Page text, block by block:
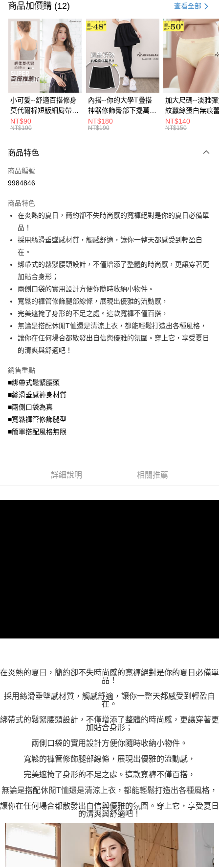
信用卡一次付款
超商取貨付款
LINE Pay
Apple Pay
街口支付
悠遊付
Google Pay
全盈+PAY
大哥付你分期
【大哥付你分期使用說明】
1.本服務由台灣大哥大提供，台灣大哥大用戶可立即使用無須另外申請。
流程，驗證手機門號後，選擇欲分期的期數、繳款截止日，確認付款後即完
成交易。
3.實際核准額度、可分期數及費用金額請依後續交易確認頁面所載為準。
4.訂單成立30分鐘內，如未前往確認交易或遇審核未通過，訂單將自動取
法說明評估內容。
【繳款方式說明】
1.分期款項不併入電信帳單，「大哥付你分期」於每月結算日後寄送繳費提
醒簡訊。
2.透過簡訊連結打開帳單後，可選擇「超商條碼／台灣大直營門市／銀行轉
帳／街口支付／iPASS MONEY」等通路繳費。
【注意事項】
1.本服務係由「台灣大哥大股份有限公司」（以下簡稱本公司）所提供，讓
用戶於交易時，得透過本服務購買商品或服務，並由商店將買賣／分期付款
2.基於同意付款使用「大哥付你分期」之契約關係目的，商店將以您的個人
資料（包含姓名、電話或地址）提供予台灣大哥大進項蒐集、處理及利用，
3.完整用戶服務條款，請詳閱以下連結：
AFTEE先享後付
【關於「AFTEE先享後付」】
AFTEE先享後付是「在收到商品之後才付款」的支付方式。 讓您購物簡單
便利好安心！
１．簡單：不需註冊會員、不需綁卡、不需儲值。
２．便利：只要手機號碼，簡訊認證，即可結帳。
３．安心：先確認商品／服務後，再付款。
【「AFTEE先享後付」結帳流程】
１．於結帳方式選擇「AFTEE先享後付」後，將跳轉至「AFTEE先享後付」
２．訂單成立數日內，您將收到繳費通知簡訊。
３．收到繳費通知簡訊後14天內，點擊此簡訊中的連結，可透過四大超商／
ATM／網路銀行／等多元方式進行付款，方視為交易完成。
※ 請注意：結帳手續完成當下不需立刻繳費，但若您需要取消訂單，請聯絡
購買商品的店家。未經商家同意取消之訂單仍視為有效，需透過AFTEE先享
後付繳納相關費用。
是否繳費成功／繳費後需取消欲退款等相關疑問，請聯繫「AFTEE先享後付
【注意事項】
易，需依本服務之必要範圍內提供個人資料，並將交易相關給付款項請求債
權轉讓予恩沛科技股份有限公司。
２．關於個人資料處理事宜，請瀏覽以下網址：
https://aftee.tw/terms/#terms3
３．未成年的使用者請事先徵得法定代理人或監護人之同意方可使用
請求用戶進行身份認證。
ATM付款
全家取貨付款
每筆NT$70，滿NT$699(含以上)免運費
付款後全家取貨
7-11取貨付款
每筆NT$70，滿NT$799(含以上)免運費
宅配
商品加價購 (12) 查看全部
小可愛--舒適百搭修身
莫代爾棉短版細肩帶素
色背心(白.黑.灰L-2L)-
U582眼圈熊中大尺碼
NT$90
NT$100
內搭--你的大學T疊搭
神器修飾臀部下擺萬用
內搭裙/遮臀裙(黑2L-
6L)-Q155眼圈熊中大
NT$180
NT$190
加大尺碼--淡雅
紋蠶絲蛋白無痕
角內褲(白.粉.藍.
3L)-L28眼圈熊中
NT$140
NT$150
商品特色
商品編號
9984846
商品特色
在炎熱的夏日，簡約卻不失時尚感的寬褲絕對是你的夏日必備單
品！
採用絲滑垂墜感材質，觸感舒適，讓你一整天都感受到輕盈自
在。
綁帶式的鬆緊腰頭設計，不僅增添了整體的時尚感，更讓穿著更
加貼合身形；
兩側口袋的實用設計方便你隨時收納小物件。
寬鬆的褲管修飾腿部線條，展現出優雅的流動感，
完美遮掩了身形的不足之處。這款寬褲不僅百搭，
無論是搭配休閒T恤還是清涼上衣，都能輕鬆打造出各種風格，
讓你在任何場合都散發出自信與優雅的氛圍。穿上它，享受夏日
的清爽與舒適吧！
銷售重點
■綁帶式鬆緊腰頭
■絲滑垂感褲身材質
■兩側口袋為真
■寬鬆褲管修飾腿型
■簡單搭配風格無限
詳細說明 相關推薦
在炎熱的夏日，簡約卻不失時尚感的寬褲絕對是你的夏日必備單
品！
採用絲滑垂墜感材質，觸感舒適，讓你一整天都感受到輕盈自
在。
綁帶式的鬆緊腰頭設計，不僅增添了整體的時尚感，更讓穿著更
加貼合身形；
兩側口袋的實用設計方便你隨時收納小物件。
寬鬆的褲管修飾腿部線條，展現出優雅的流動感，
完美遮掩了身形的不足之處。這款寬褲不僅百搭，
無論是搭配休閒T恤還是清涼上衣，都能輕鬆打造出各種風格，
讓你在任何場合都散發出自信與優雅的氛圍。穿上它，享受夏日
的清爽與舒適吧！